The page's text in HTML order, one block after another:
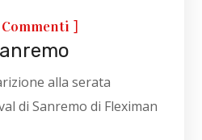
]
alla serata
di Sanremo di Fleximan